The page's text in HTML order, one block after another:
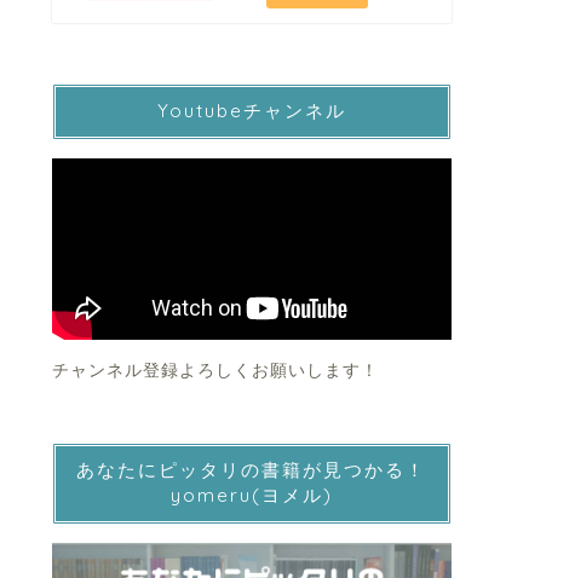
Youtubeチャンネル
チャンネル登録よろしくお願いします！
あなたにピッタリの書籍が見つかる！
yomeru(ヨメル)